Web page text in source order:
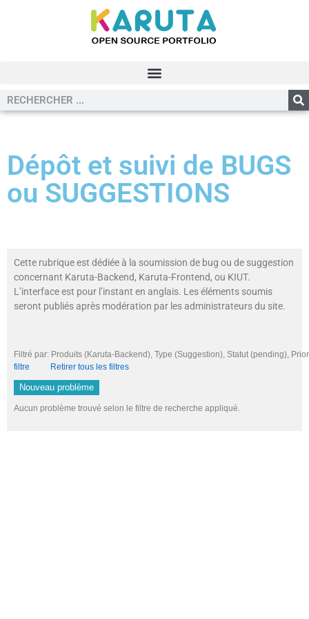
Dépôt et suivi de BUGS
ou SUGGESTIONS
Cette rubrique est dédiée à la soumission de bug ou de suggestion
concernant Karuta-Backend, Karuta-Frontend, ou KIUT.
L’interface est pour l’instant en anglais. Les éléments soumis
seront publiés après modération par les administrateurs du site.
Filtré par: Produits (Karuta-Backend), Type (Suggestion), Statut
filtre
Retirer tous les filtres
Nouveau problème
Aucun problème trouvé selon le filtre de recherche appliqué.